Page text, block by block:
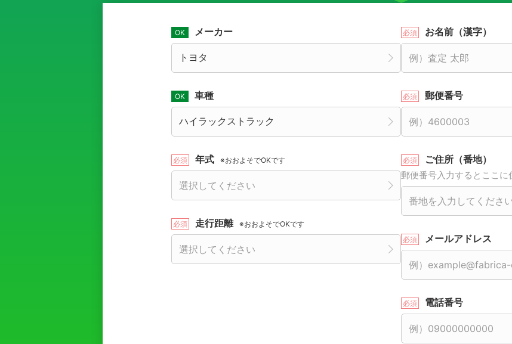
メーカー
車種
年式 ※おおよそでOKです
走行距離 ※おおよそでOKです
お名前（漢字）
郵便番号
ご住所（番地）
郵便番号入力するとここに
メールアドレス
電話番号